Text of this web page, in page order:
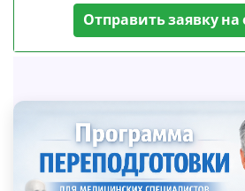
Отправить заявку на